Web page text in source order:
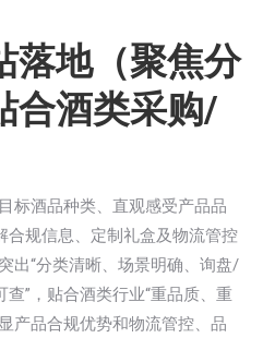
落地（聚焦分
合酒类采购/
标酒品种类、直观感受产品品
合规信息、定制礼盒及物流管控
出“分类清晰、场景明确、询盘/
”，贴合酒类行业“重品质、重
产品合规优势和物流管控、品